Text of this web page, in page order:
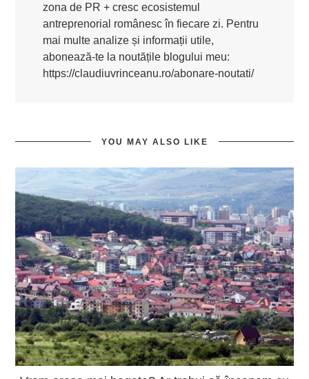
zona de PR + cresc ecosistemul
antreprenorial românesc în fiecare zi. Pentru
mai multe analize și informații utile,
abonează-te la noutățile blogului meu:
https://claudiuvrinceanu.ro/abonare-noutati/
YOU MAY ALSO LIKE